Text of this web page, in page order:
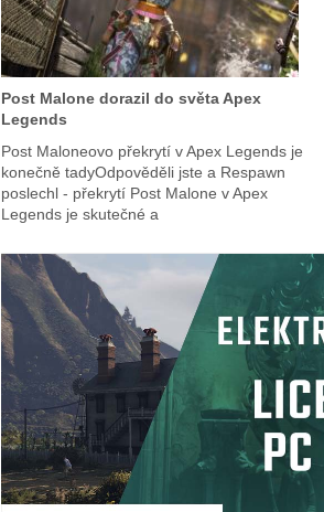
Post Malone dorazil do světa Apex
Legends
Post Maloneovo překrytí v Apex Legends je
konečně tadyOdpověděli jste a Respawn
poslechl - překrytí Post Malone v Apex
Legends je skutečné a